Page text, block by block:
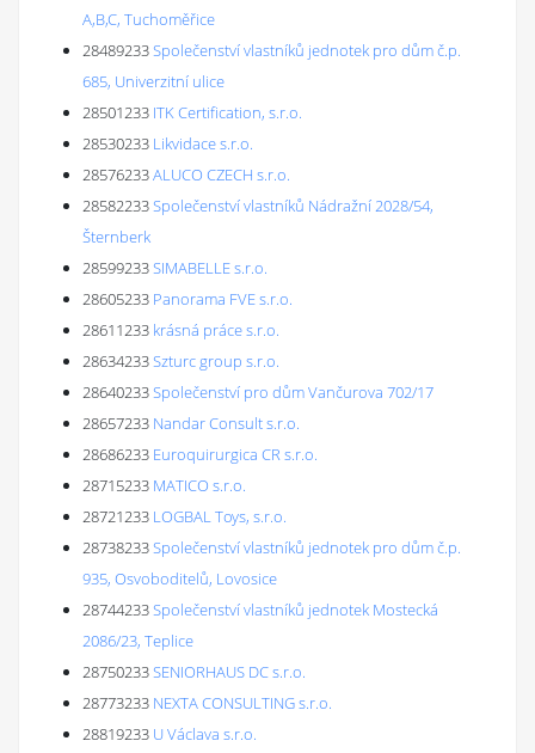
A,B,C, Tuchoměřice
28489233Společenství vlastníků jednotek pro dům č.p.
685, Univerzitní ulice
28501233 ITK Certification, s.r.o.
28530233 Likvidace s.r.o.
28576233ALUCO CZECH s.r.o.
28582233Společenství vlastníků Nádražní 2028/54,
Šternberk
28599233SIMABELLE s.r.o.
28605233 Panorama FVE s.r.o.
28611233 krásná práce s.r.o.
28634233Szturc group s.r.o.
28640233Společenství pro dům Vančurova 702/17
28657233 Nandar Consult s.r.o.
28686233 Euroquirurgica CR s.r.o.
28715233 MATICO s.r.o.
28721233 LOGBAL Toys, s.r.o.
28738233Společenství vlastníků jednotek pro dům č.p.
935, Osvoboditelů, Lovosice
28744233Společenství vlastníků jednotek Mostecká
2086/23, Teplice
28750233SENIORHAUS DC s.r.o.
28773233 NEXTA CONSULTING s.r.o.
28819233 U Václava s.r.o.